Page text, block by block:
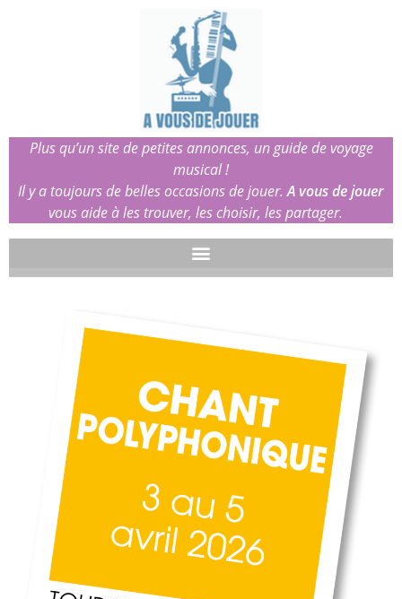
Plus qu’un site de petites annonces, un guide de voyage
musical !
Il y a toujours de belles occasions de jouer.A vous de jouer
vous aide à les trouver, les choisir, les partager.